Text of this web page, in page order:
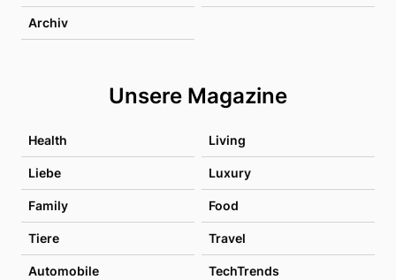
Archiv
Unsere Magazine
Health Living
Liebe Luxury
Family Food
Tiere Travel
Automobile TechTrends